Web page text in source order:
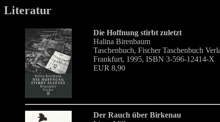
Literatur
Die Hoffnung stirbt zuletzt
Halina Birenbaum
Taschenbuch, Fischer Taschenbuch
Frankfurt, 1995, ISBN 3-596-12414-X
EUR 8,90
Der Rauch über Birkenau